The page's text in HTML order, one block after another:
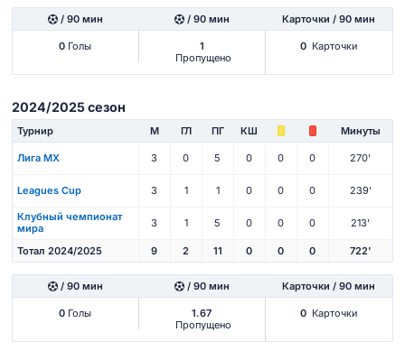
/ 90 мин / 90 мин Карточки / 90 мин
0 Голы
1
Пропущено
0 Карточки
2024/2025 сезон
Турнир М ГЛ ПГ КШ Минуты
Лига МХ 3 0 5 0 0 0 270'
Leagues Cup 3 1 1 0 0 0 239'
Клубный чемпионат
мира
3 1 5 0 0 0 213'
Тотал 2024/2025 9 2 11 0 0 0 722'
/ 90 мин / 90 мин Карточки / 90 мин
0 Голы
1.67
Пропущено
0 Карточки